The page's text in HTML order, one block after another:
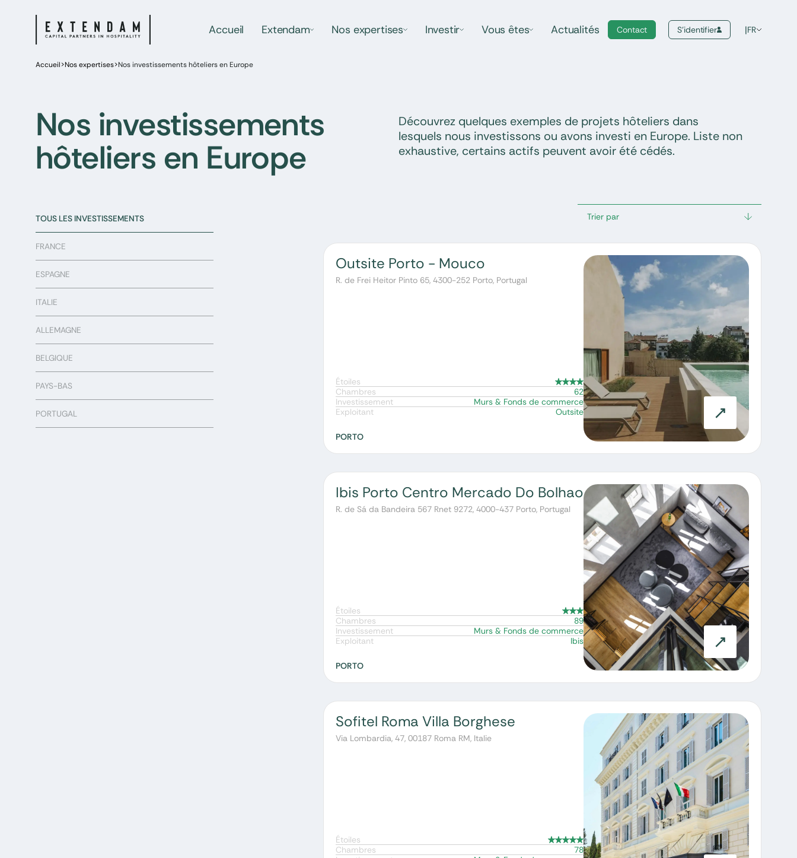
Accueil Extendam Nos expertises Investir Vous êtes Actualités Contact S'identifier FR
Accueil>Nos expertises>Nos investissements hôteliers en Europe
Nos investissements
hôteliers en Europe
Découvrez quelques exemples de projets hôteliers dans
lesquels nous investissons ou avons investi en Europe. Liste non
exhaustive, certains actifs peuvent avoir été cédés.
TOUS LES INVESTISSEMENTS
FRANCE
ESPAGNE
ITALIE
ALLEMAGNE
BELGIQUE
PAYS-BAS
PORTUGAL
Trier par
Outsite Porto - Mouco
R. de Frei Heitor Pinto 65, 4300-252 Porto, Portugal
Étoiles
Chambres
62
Investissement
Murs & Fonds de commerce
Exploitant
Outsite
PORTO
Ibis Porto Centro Mercado Do Bolhao
R. de Sá da Bandeira 567 Rnet 9272, 4000-437 Porto, Portugal
Étoiles
Chambres
89
Investissement
Murs & Fonds de commerce
Exploitant
Ibis
PORTO
Sofitel Roma Villa Borghese
Via Lombardia, 47, 00187 Roma RM, Italie
Étoiles
Chambres
78